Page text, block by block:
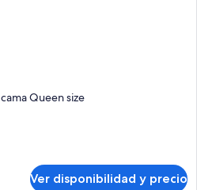
Queen size
Ver disponibilidad y precio